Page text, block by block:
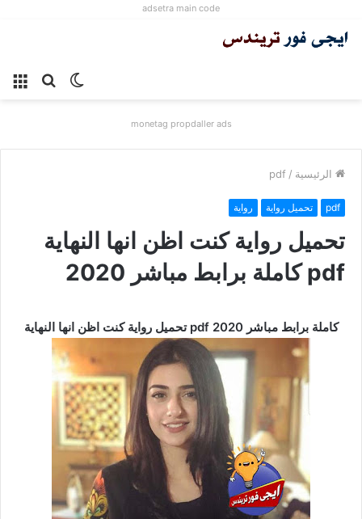
adsetra main code
بحث الوضع
monetag propdaller ads
الرئيسية /
pdf
pdf تحميل رواية رواية
تحميل رواية كنت اظن انها النهاية
pdf كاملة برابط مباشر 2020
تحميل رواية كنت اظن انها النهاية pdf كاملة برابط مباشر 2020